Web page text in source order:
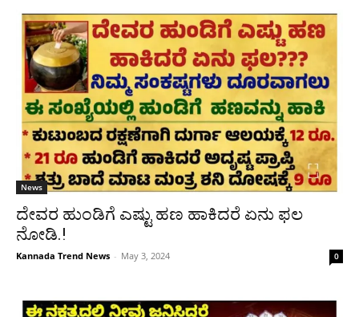
News
ದೇವರ ಹುಂಡಿಗೆ ಎಷ್ಟು ಹಣ ಹಾಕಿದರೆ ಏನು ಫಲ
ನೋಡಿ.!
Kannada Trend News - May 3, 2024 0